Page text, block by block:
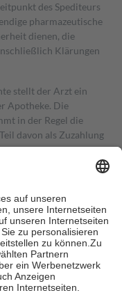
des Spediteurs
pharmazeutische
dienen, die
Klärungen
stellt der Arzt ein
Apotheke. Die
in der Regel die
davon als Zuzahlung
in Höhe von zehn
als die tatsächlichen
Online-Apotheken.
beträgt die
zehn Euro je
eigene Gesundheit zu
zu unterstützen,